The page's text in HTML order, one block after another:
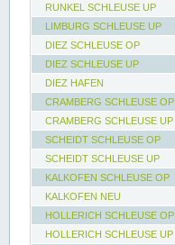
RUNKEL SCHLEUSE UP
LIMBURG SCHLEUSE UP
DIEZ SCHLEUSE OP
DIEZ SCHLEUSE UP
DIEZ HAFEN
CRAMBERG SCHLEUSE OP
CRAMBERG SCHLEUSE UP
SCHEIDT SCHLEUSE OP
SCHEIDT SCHLEUSE UP
KALKOFEN SCHLEUSE OP
KALKOFEN NEU
HOLLERICH SCHLEUSE OP
HOLLERICH SCHLEUSE UP